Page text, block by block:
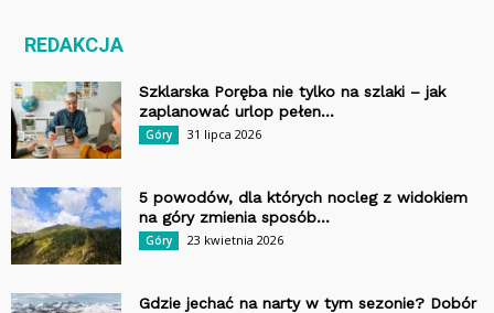
REDAKCJA
Szklarska Poręba nie tylko na szlaki – jak
zaplanować urlop pełen...
Góry 31 lipca 2026
5 powodów, dla których nocleg z widokiem
na góry zmienia sposób...
Góry 23 kwietnia 2026
Gdzie jechać na narty w tym sezonie? Dobór